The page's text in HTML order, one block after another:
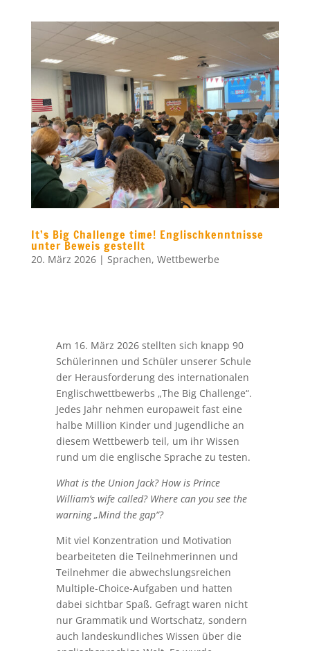
It’s Big Challenge time! Englischkenntnisse
unter Beweis gestellt
20. März 2026| Sprachen, Wettbewerbe
Am 16. März 2026 stellten sich knapp 90
Schülerinnen und Schüler unserer Schule
der Herausforderung des internationalen
Englischwettbewerbs „The Big Challenge“.
Jedes Jahr nehmen europaweit fast eine
halbe Million Kinder und Jugendliche an
diesem Wettbewerb teil, um ihr Wissen
rund um die englische Sprache zu testen.
What is the Union Jack? How is Prince
William’s wife called? Where can you see the
warning „Mind the gap“?
Mit viel Konzentration und Motivation
bearbeiteten die Teilnehmerinnen und
Teilnehmer die abwechslungsreichen
Multiple-Choice-Aufgaben und hatten
dabei sichtbar Spaß. Gefragt waren nicht
nur Grammatik und Wortschatz, sondern
auch landeskundliches Wissen über die